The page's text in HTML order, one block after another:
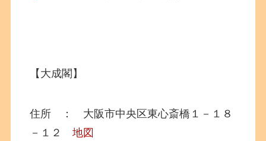
【大成閣】
住所 ： 大阪市中央区東心斎橋１－１８
－１２地図